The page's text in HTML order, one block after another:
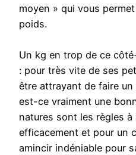
moyen » qui vous
poids.
Un kg en trop de ce
: pour très vite de ses
être attrayant de faire un
est-ce vraiment une
natures sont les règles
efficacement et pour un
amincir indéniable pour